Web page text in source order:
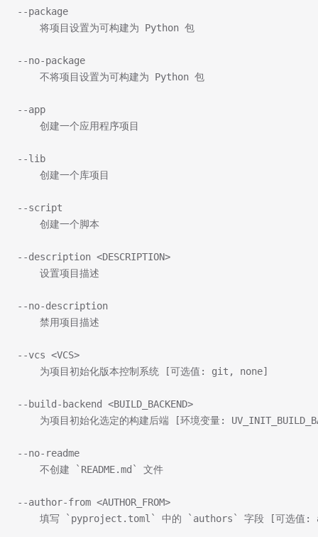
--package
    将项目设置为可构建为 Python 包
--no-package
    不将项目设置为可构建为 Python 包
--app
    创建一个应用程序项目
--lib
    创建一个库项目
--script
    创建一个脚本
--description <DESCRIPTION>
    设置项目描述
--no-description
    禁用项目描述
--vcs <VCS>
    为项目初始化版本控制系统 [可选值: git, none]
--build-backend <BUILD_BACKEND>
为项目初始化选定的构建后端 [环境变量:
--no-readme
    不创建 `README.md` 文件
--author-from <AUTHOR_FROM>
填写 `pyproject.toml` 中的 `authors` 字段 [可选值: